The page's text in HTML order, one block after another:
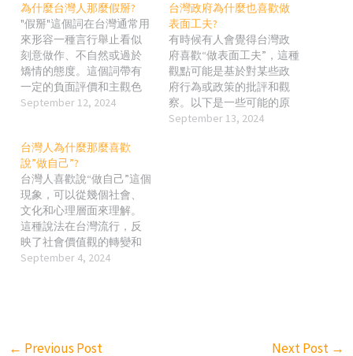
為什麼台灣人那麼假掰?
"假掰"這個詞在台灣通常用
來形容一種言行舉止看似
刻意做作、不自然或過於
矯情的態度。這個詞帶有
一定的負面評價和主觀色
彩，且因其在不同情境下
對的答案。但我們可以嘗
試從一些社會文化和心理
因素來探討為什麼有人會
覺得台灣人有時候“假掰”。
可能的原因分析 文化背景
與禮貌習慣 台灣社會文化
受到儒家思想的影響深
遠，強調禮儀和和諧。在
September 12, 2024
台灣政府為什麼也喜歡做
表面工夫?
有時候有人會覺得台灣政
府喜歡“做表面工夫”，這種
觀點可能是基於對某些政
府行為或政策的批評和觀
察。以下是一些可能的原
因，來解釋為什麼會有這
September 13, 2024
台灣人為什麼那麼喜歡
說”做自己”?
台灣人喜歡說“做自己”這個
現象，可以從幾個社會、
文化和心理層面來理解。
這種說法在台灣流行，反
映了社會價值觀的轉變和
個人意識的覺醒。 1. 自我
或取代。人們更加重視個
September 4, 2024
← Previous Post Next Post →